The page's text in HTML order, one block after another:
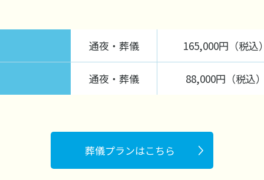
通夜・葬儀 165,000円（税込
通夜・葬儀 88,000円（税込
葬儀プランはこちら